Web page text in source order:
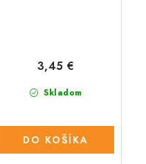
Skladom
3,45 €
DO KOŠÍKA